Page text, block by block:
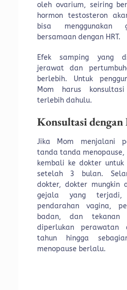
oleh ovarium, seiring
hormon testosteron
bisa menggunakan
bersamaan dengan HRT.
Efek samping yang
jerawat dan
berlebih. Untuk
Mom harus
terlebih dahulu.
Konsultasi
Jika Mom menjalani
tanda tanda
kembali ke dokter
setelah 3 bulan.
dokter, dokter mungkin
gejala yang terjadi,
pendarahan vagina,
badan, dan tekanan
diperlukan perawatan
tahun hingga
menopause berlalu.